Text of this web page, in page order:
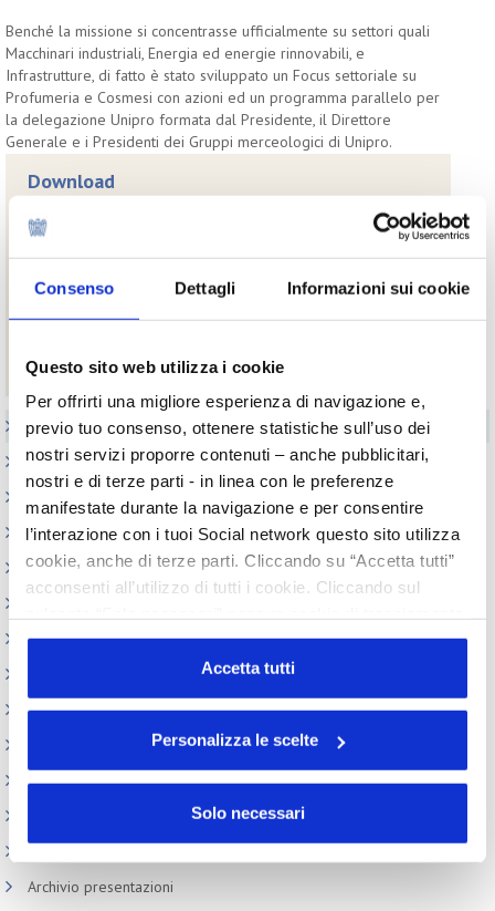
Consenso Dettagli Informazioni sui cookie
Questo sito web utilizza i cookie
Per offrirti una migliore esperienza di navigazione e,
previo tuo consenso, ottenere statistiche sull’uso dei
nostri servizi proporre contenuti – anche pubblicitari,
nostri e di terze parti - in linea con le preferenze
manifestate durante la navigazione e per consentire
l’interazione con i tuoi Social network questo sito utilizza
cookie, anche di terze parti. Cliccando su “Accetta tutti”
acconsenti all’utilizzo di tutti i cookie. Cliccando sul
o profilazione viene utilizzato. Cliccando su
“Personalizza le scelte” è possibile esprimere la propria
volontà in relazione a ciascuna categoria di cookie del
Accetta tutti
Personalizza le scelte
Solo necessari
Benché la missione si concentrasse ufficialmente su settori quali
Macchinari industriali, Energia ed energie rinnovabili, e
Infrastrutture, di fatto è stato sviluppato un Focus settoriale su
Profumeria e Cosmesi con azioni ed un programma parallelo per
la delegazione Unipro formata dal Presidente, il Direttore
Generale e i Presidenti dei Gruppi merceologici di Unipro.
Download
Scheda relazione Missione
Cosmetics and personal care products industry in Turkey
– Camera di Commercio Italiana in Turchia
Investment Climate in Turkey - ISPAT
diversified partnership – Console Generale Turco a Milano
Elenco Completo
Realizzazione GMP
Certificati Libera Vendita
Appuntamenti
Circolari
Prodotti e Ingredienti Cosmetici
Produzione e confezionamento
Dispositivi Medici
Sicurezza Prodotti cosmetici
Archivio presentazioni